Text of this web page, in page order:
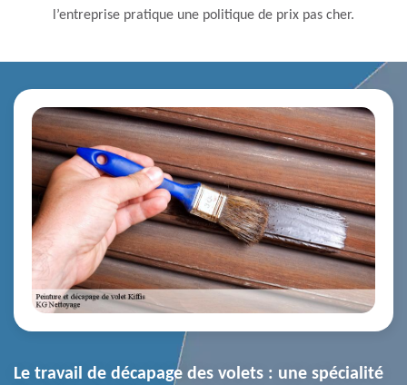
l’entreprise pratique une politique de prix pas cher.
Le travail de décapage des volets : une spécialité